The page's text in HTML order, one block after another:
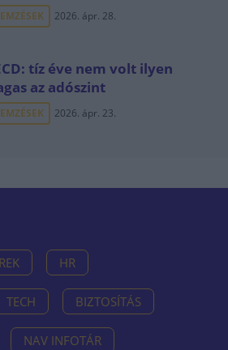
2026. ápr. 28.
tíz éve nem volt ilyen
az adószint
2026. ápr. 23.
HR
TECH BIZTOSÍTÁS
NAV INFOTÁR